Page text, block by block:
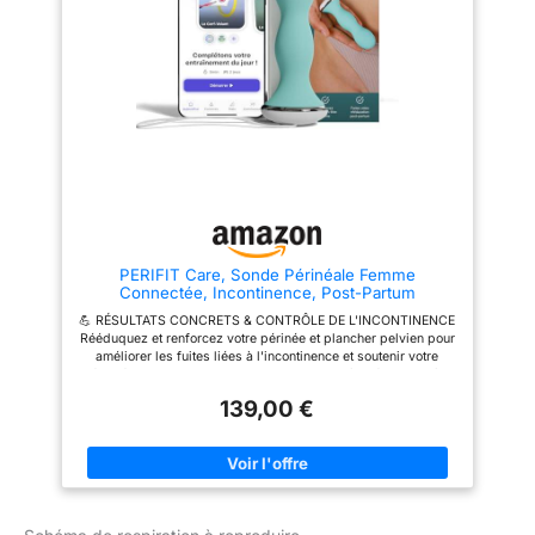
l'endurance et la précision de
votre plancher pelvien. 📱
PROGRAMME PERSONNALISÉ
& JEUX MOTIVANTS
Transformez vos exercices
Kegel femme en séances
motivantes grâce à des jeux
interactifs et des programmes
CONFORT OPTIMAL &
UTILISATION SIMPLE Appareil
connecté au design
ergonomique et doux pour une
rééducation périnéale
confortable à domicile. Mise en
route en quelques minutes —
connectez, démarrez et suivez
🥇RECOMMANDÉ PAR LES
PROFESSIONNELS DE SANTÉ
médical CE Classe I, conçu
santé et reconnu pour la
améliorer les programmes
d'exercice à domicile. Coussin
d'air durable avec revêtement
en nylon TPU pour plus de
confort et de longévité, jauge
facile à lire avec zones cibles
marquées Dynamique, Instant
réel pour savoir si vous ciblez
corrects, assurant une bonne
forme et maximisant l'efficacité
PERIFIT Care, Sonde Périnéale Femme
Connectée, Incontinence, Post-Partum
💪 RÉSULTATS CONCRETS & CONTRÔLE DE L'INCONTINENCE
Rééduquez et renforcez votre périnée et plancher pelvien pour
améliorer les fuites liées à l'incontinence et soutenir votre
BIOFEEDBACK MÉDICAL AVEC DOUBLE CAPTEUR Cette sonde
contractions en temps réel pour vous aider à rééduquer
correctement vos muscles. Obtenez un retour instantané pour
travailler la force, l'endurance et la précision de votre plancher
139,00 €